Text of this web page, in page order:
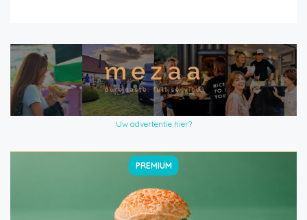
Uw advertentie hier?
PREMIUM